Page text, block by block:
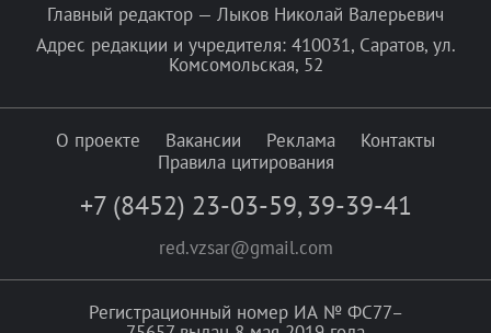
Главный редактор — Лыков Николай Валерьевич
Адрес редакции и учредителя: 410031, Саратов, ул.
Комсомольская, 52
О проекте Вакансии Реклама
Контакты
Правила цитирования
+7 (8452) 23-03-59, 39-39-41
red.vzsar@gmail.com
Регистрационный номер ИА № ФС77–